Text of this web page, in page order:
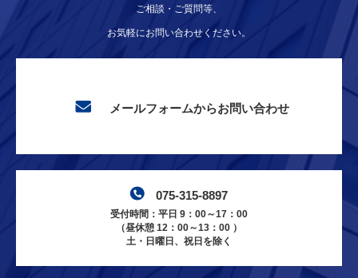
ご相談・ご質問等、
お気軽にお問い合わせください。
メールフォームからお問い合わせ
075-315-8897
受付時間：平日 9：00～17：00
（昼休憩 12：00～13：00 ）
土・日曜日、祝日を除く